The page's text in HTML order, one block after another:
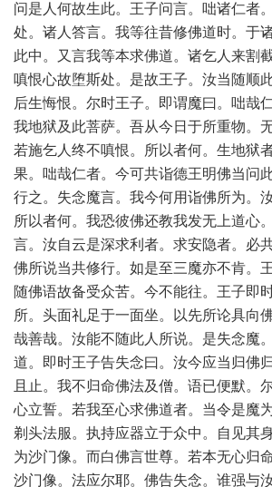
问是人何故生此。王子问言。咄诸仁者
处。诸人答言。我等往昔修佛道时。于
此中。又言我等本求佛道。诸乞人来割
嗔恨心故堕斯处。是故王子。汝当随顺
后生悔恨。尔时王子。即谓魔曰。咄哉
我地狱及此菩萨。吾从今日于所重物。
若施乞人终不嗔恨。所以者何。生地狱
果。咄哉仁者。今可共诣德王明佛当问
行之。失念魔言。我今何用诣佛所为。
所以者何。我恐彼佛还教我发无上道心
言。汝自云是深求利者。求安隐者。必
佛所说当共修行。如是至三魔亦不肯。
随佛语故备受众苦。今不能往。王子即
所。头面礼足于一面坐。以先所论具向
哉善哉。汝能不随此人所说。是失念魔
道。即时王子告失念曰。汝今应当归佛
且止。我不归命佛法及僧。语已便默。
心立誓。若我至心求佛道者。当令是魔
剃头法服。执持应器立于众中。自见其
为沙门像。而白佛言世尊。若本无心归
沙门像。法应尔耶。佛告失念。谁强与